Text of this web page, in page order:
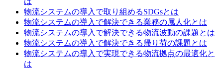
物流システムの導入で取り組めるSDGsとは
物流システムの導入で解決できる業務の属人化とは
物流システムの導入で解決できる物流波動の課題とは
物流システムの導入で解決できる帰り荷の課題とは
物流システムの導入で実現できる物流拠点の最適化と
は